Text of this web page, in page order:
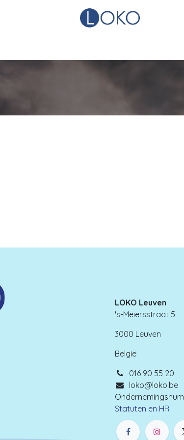
LOKO Leuven
's-Meiersstraat 5
3000 Leuven
België
016 90 55 20
loko@loko.be
Statuten en HR